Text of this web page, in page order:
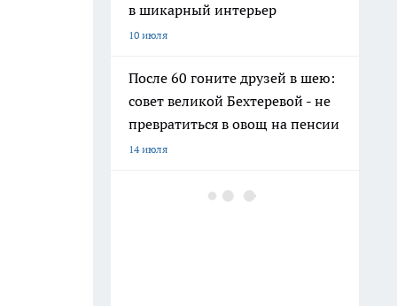
в шикарный интерьер
10 июля
После 60 гоните друзей в шею:
совет великой Бехтеревой - не
превратиться в овощ на пенсии
14 июля
Гигант с нежной душой: как